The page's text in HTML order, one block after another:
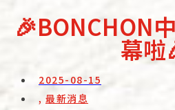
🎉BONCHON
幕啦
2025-08-15
, 最新消息